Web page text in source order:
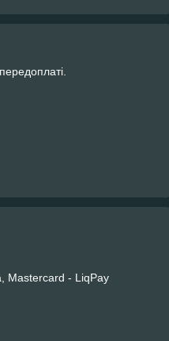
Mastercard - LiqPay